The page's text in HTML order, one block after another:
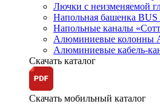
Лючки с неизменяемой
Напольная башенка BUS
Напольные каналы
Алюминиевые колонны
Алюминиевые кабель-
Скачать каталог
Скачать мобильный каталог